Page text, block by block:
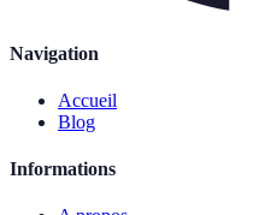
Navigation
Accueil
Blog
Informations